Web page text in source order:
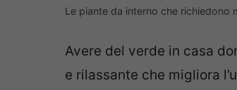
Le piante da interno che richiedono
Avere del verde in casa
e rilassante che migliora